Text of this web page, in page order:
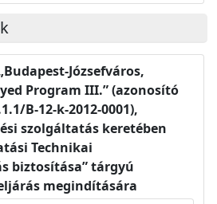
Józsefváros,
Program III.” (azonosító
B-12-k-2012-0001),
szolgáltatás keretében
Technikai
biztosítása” tárgyú
megindítására